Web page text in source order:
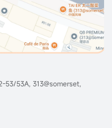
53/53A, 313@somerset,